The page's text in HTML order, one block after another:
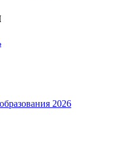
2026